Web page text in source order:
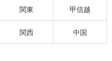
関東 甲信越
関西 中国